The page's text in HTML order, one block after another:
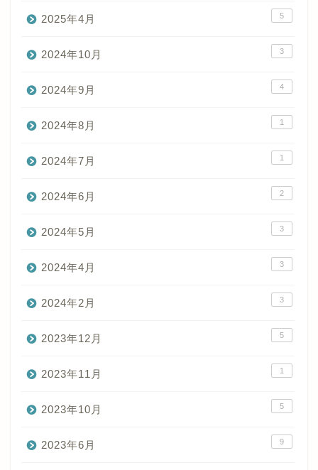
2025年4月 5
2024年10月 3
2024年9月 4
2024年8月 1
2024年7月 1
2024年6月 2
2024年5月 3
2024年4月 3
2024年2月 3
2023年12月 5
2023年11月 1
2023年10月 5
2023年6月 9